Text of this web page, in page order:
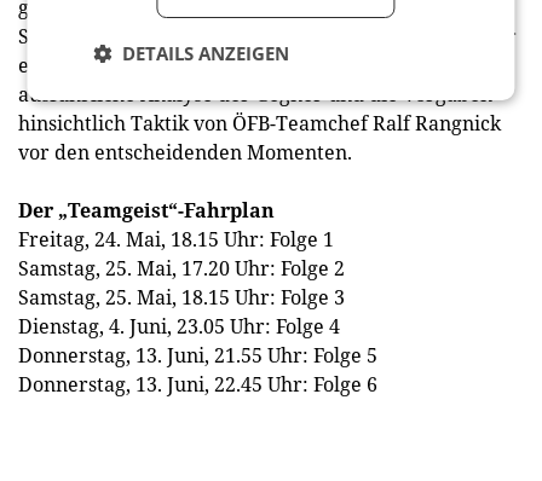
gewährt Einblicke in die Vorbereitungen auf die
Spiele in Belgien und gegen Schweden. Die Zuschauer
erleben die intensive Trainingsarbeit, die
ausführliche Analyse der Gegner und die Vorgaben
hinsichtlich Taktik von ÖFB-Teamchef Ralf Rangnick
vor den entscheidenden Momenten.
Der „Teamgeist“-Fahrplan
Freitag, 24. Mai, 18.15 Uhr: Folge 1
Samstag, 25. Mai, 17.20 Uhr: Folge 2
Samstag, 25. Mai, 18.15 Uhr: Folge 3
Dienstag, 4. Juni, 23.05 Uhr: Folge 4
Donnerstag, 13. Juni, 21.55 Uhr: Folge 5
Donnerstag, 13. Juni, 22.45 Uhr: Folge 6
DETAILS ANZEIGEN